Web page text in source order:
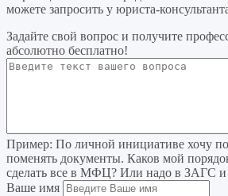
можете запросить у юриста-
Задайте свой вопрос и получите
абсолютно бесплатно!
Пример: По личной инициативе хочу
поменять документы. Каков мой
сделать все в МФЦ? Или надо в ЗАГС и
Ваше имя